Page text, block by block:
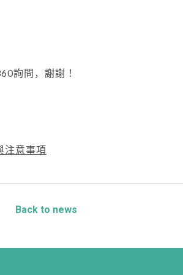
詢問，謝謝！
注意事項
Back to news